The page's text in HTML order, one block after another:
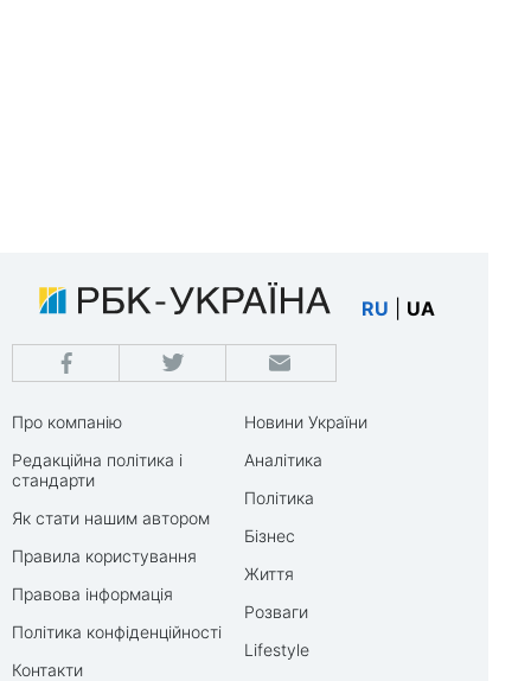
RU UA
Про компанію
Редакційна політика і
стандарти
Як стати нашим автором
Правила користування
Правова інформація
Політика конфіденційності
Контакти
Новини України
Аналітика
Політика
Бізнес
Життя
Розваги
Lifestyle